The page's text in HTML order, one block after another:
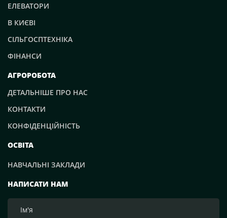
НАПИСАТИ НАМ
ЕЛЕВАТОРИ
В КИЄВІ
СІЛЬГОСПТЕХНІКА
ФІНАНСИ
АГРОРОБОТА
ДЕТАЛЬНІШЕ ПРО НАС
КОНТАКТИ
КОНФІДЕНЦІЙНІСТЬ
ОСВІТА
НАВЧАЛЬНІ ЗАКЛАДИ